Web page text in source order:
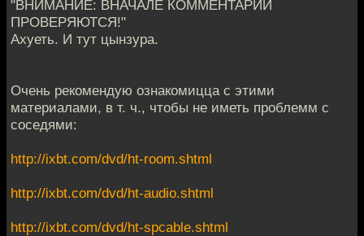
"ВНИМАНИЕ: ВНАЧАЛЕ КОММЕНТАРИИ
ПРОВЕРЯЮТСЯ!"
Ахуеть. И тут цынзура.
Очень рекомендую ознакомицца с этими
материалами, в т. ч., чтобы не иметь проблемм с
соседями:
http://ixbt.com/dvd/ht-room.shtml
http://ixbt.com/dvd/ht-audio.shtml
http://ixbt.com/dvd/ht-spcable.shtml